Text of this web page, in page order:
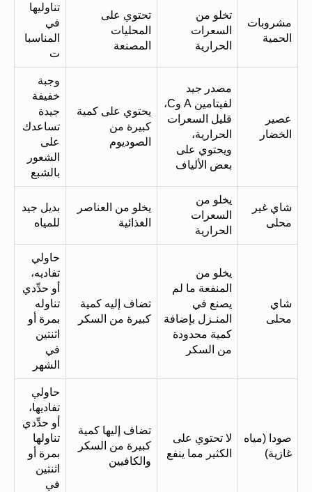
مشروبات
الحمية
تخلو من
السعرات
الحرارية
تحتوي على
المحليات
المصنعة
تناوليها
في
المناسبا
ت
عصير
الخضار
مصدر جيد
لفيتامين A وC،
قليل السعرات
الحرارية،
ويحتوي على
بعض الألياف
يحتوي على كمية
كبيرة من
الصوديوم
وجبة
خفيفة
جيدة
تساعدك
على
الشعور
بالشبع
شاي غير
محلى
يخلو من
السعرات
الحرارية
يخلو من العناصر
الغذائية
بديل جيد
للمياه
شاي
محلى
يخلو من
المنفعة ما لم
يصنع في
المنـزل بإضافة
كمية محدودة
من السكر
تضاف إليه كمية
كبيرة من السكر
حاولي
تفاديه،
أو حدِّدي
تناوله
بمرة أو
اثنتين
في
الشهر
صودا (مياه
غازية)
لا تحتوي على
الكثير مما ينفع
تضاف إليها كمية
كبيرة من السكر
والكافيين
حاولي
تفاديها،
أو حدِّدي
تناولها
بمرة أو
اثنتين
في